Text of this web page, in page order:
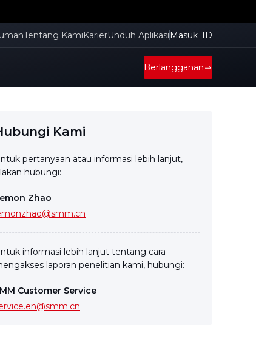
Tentang KamiKarierUnduh Aplikasi Masuk ID
Berlangganan
Kami
pertanyaan atau informasi lebih lanjut,
hubungi:
Zhao
informasi lebih lanjut tentang cara
laporan penelitian kami, hubungi:
Customer Service